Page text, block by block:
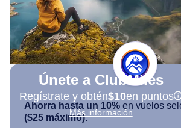
Únete a ClubMiles
Regístrate y obtén$10en puntos
Más información
Ahorra hasta un 10% en vuelos
($25 máximo).